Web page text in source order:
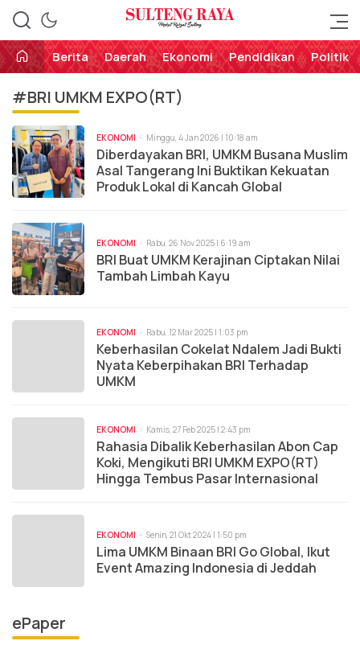
Sulteng Raya
Perekat Rakyat Sulteng
Berita
Daerah Ekonomi Pendidikan Politik
#BRI UMKM EXPO(RT)
EKONOMI Minggu, 4 Jan 2026 | 10:18 am
Diberdayakan BRI, UMKM Busana Muslim
Asal Tangerang Ini Buktikan Kekuatan
Produk Lokal di Kancah Global
EKONOMI Rabu, 26 Nov 2025 | 6:19 am
BRI Buat UMKM Kerajinan Ciptakan Nilai
Tambah Limbah Kayu
EKONOMI Rabu, 12 Mar 2025 | 1:03 pm
Keberhasilan Cokelat Ndalem Jadi Bukti
Nyata Keberpihakan BRI Terhadap
UMKM
EKONOMI Kamis, 27 Feb 2025 | 2:43 pm
Rahasia Dibalik Keberhasilan Abon Cap
Koki, Mengikuti BRI UMKM EXPO(RT)
Hingga Tembus Pasar Internasional
EKONOMI Senin, 21 Okt 2024 | 1:50 pm
Lima UMKM Binaan BRI Go Global, Ikut
Event Amazing Indonesia di Jeddah
ePaper